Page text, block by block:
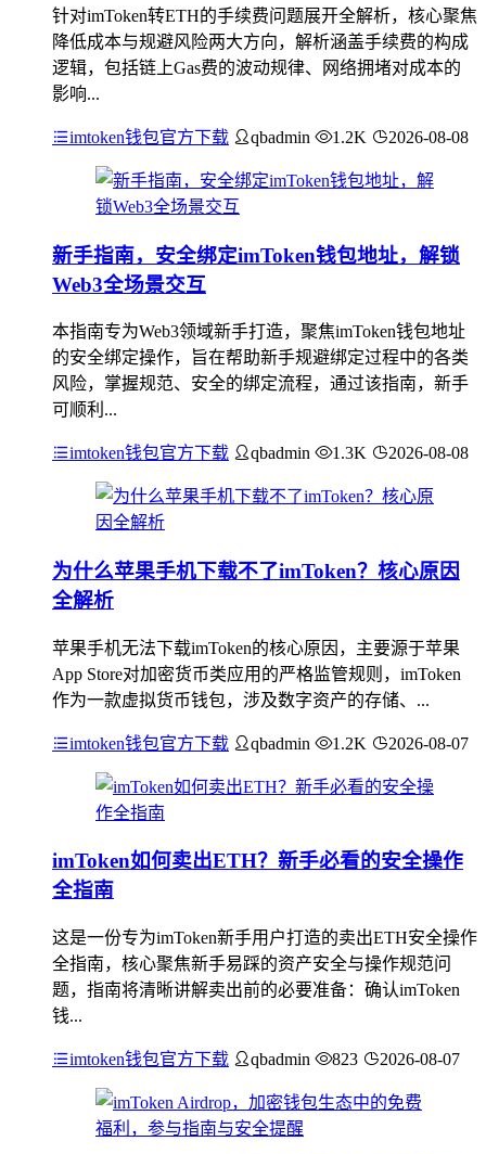
针对imToken转ETH的手续费问题展开全解析，核心聚焦
降低成本与规避风险两大方向，解析涵盖手续费的构成
逻辑，包括链上Gas费的波动规律、网络拥堵对成本的
影响...
imtoken钱包官方下载 qbadmin 1.2K 2026-08-08
新手指南，安全绑定imToken钱包地址，解锁
Web3全场景交互
本指南专为Web3领域新手打造，聚焦imToken钱包地址
的安全绑定操作，旨在帮助新手规避绑定过程中的各类
风险，掌握规范、安全的绑定流程，通过该指南，新手
可顺利...
imtoken钱包官方下载 qbadmin 1.3K 2026-08-08
为什么苹果手机下载不了imToken？核心原因
全解析
苹果手机无法下载imToken的核心原因，主要源于苹果
App Store对加密货币类应用的严格监管规则，imToken
作为一款虚拟货币钱包，涉及数字资产的存储、...
imtoken钱包官方下载 qbadmin 1.2K 2026-08-07
imToken如何卖出ETH？新手必看的安全操作
全指南
这是一份专为imToken新手用户打造的卖出ETH安全操作
全指南，核心聚焦新手易踩的资产安全与操作规范问
题，指南将清晰讲解卖出前的必要准备：确认imToken
钱...
imtoken钱包官方下载 qbadmin 823 2026-08-07